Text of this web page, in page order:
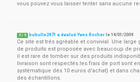
vous pouvez vous laisser tenter sans aucune
5 / 5 bubulle2471 a évalué Yves Rocher le14/01/2009
Ce site est trés agréable et convivial. Une large
de produits est proposée avec beaucoup de
il est rare de tomber sur des produits
livraison sont respectés.les frais de port sont
systématique dés 10 euros d'achat) et dans
des échantillons.